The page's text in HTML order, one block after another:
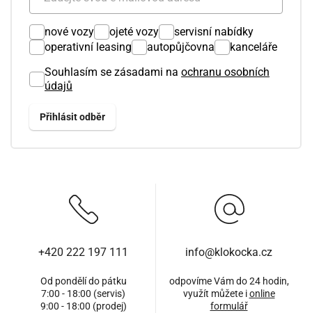
nové vozy ojeté vozy
servisní nabídky
operativní leasing
autopůjčovna
kanceláře
Souhlasím se zásadami na ochranu osobních
údajů
+420 222 197 111
Od pondělí do pátku
7:00 - 18:00 (servis)
9:00 - 18:00 (prodej)
info@klokocka.cz
odpovíme Vám do 24 hodin,
využít můžete ionline
formulář